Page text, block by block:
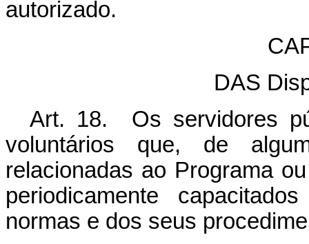
autorizado.
DAS
Art. 18. Os servidores
voluntários que, de
relacionadas ao Programa
periodicamente
normas e dos seus